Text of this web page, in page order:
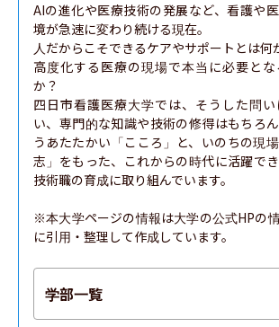
AIの進化や医療技術の発展など、看護や
境が急速に変わり続ける現在。
人だからこそできるケアやサポートとは何
高度化する医療の現場で本当に必要と
か？
四日市看護医療大学では、そうした問
い、専門的な知識や技術の修得はもちろ
うあたたかい「こころ」と、いのちの現
志」をもった、これからの時代に活躍で
技術職の育成に取り組んでいます。
※本大学ページの情報は大学の公式HPの
に引用・整理して作成しています。
学部一覧